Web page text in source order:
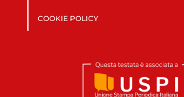
COOKIE POLICY